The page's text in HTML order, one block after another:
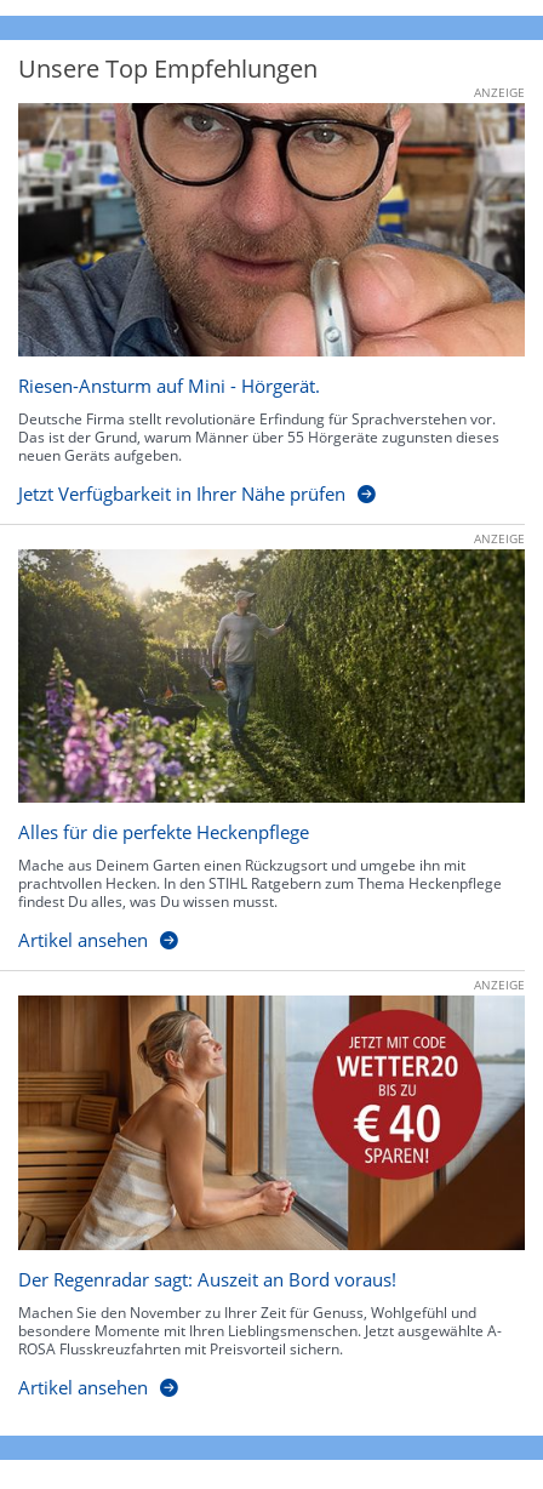
Unsere Top Empfehlungen
ANZEIGE
Riesen-Ansturm auf Mini - Hörgerät.
Deutsche Firma stellt revolutionäre Erfindung für Sprachverstehen vor.
Das ist der Grund, warum Männer über 55 Hörgeräte zugunsten dieses
neuen Geräts aufgeben.
Jetzt Verfügbarkeit in Ihrer Nähe prüfen
ANZEIGE
Alles für die perfekte Heckenpflege
Mache aus Deinem Garten einen Rückzugsort und umgebe ihn mit
prachtvollen Hecken. In den STIHL Ratgebern zum Thema Heckenpflege
findest Du alles, was Du wissen musst.
Artikel ansehen
ANZEIGE
Der Regenradar sagt: Auszeit an Bord voraus!
Machen Sie den November zu Ihrer Zeit für Genuss, Wohlgefühl und
besondere Momente mit Ihren Lieblingsmenschen. Jetzt ausgewählte A-
ROSA Flusskreuzfahrten mit Preisvorteil sichern.
Artikel ansehen